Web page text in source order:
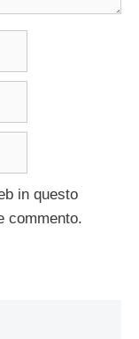
in questo
commento.